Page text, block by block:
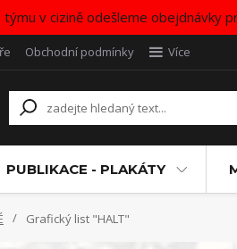
v cizině odešleme obejdnávky
Obchodní podmínky Více
PUBLIKACE - PLAKÁTY
Grafický list "HALT"